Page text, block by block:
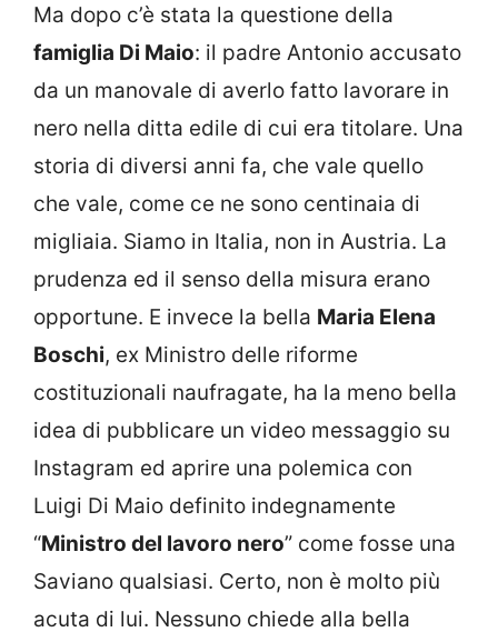
Ma dopo c’è stata la questione della
famiglia Di Maio: il padre Antonio accusato
da un manovale di averlo fatto lavorare in
nero nella ditta edile di cui era titolare. Una
storia di diversi anni fa, che vale quello
che vale, come ce ne sono centinaia di
migliaia. Siamo in Italia, non in Austria. La
prudenza ed il senso della misura erano
opportune. E invece la bella Maria Elena
Boschi, ex Ministro delle riforme
costituzionali naufragate, ha la meno bella
idea di pubblicare un video messaggio su
Instagram ed aprire una polemica con
Luigi Di Maio definito indegnamente
“Ministro del lavoro nero” come fosse una
Saviano qualsiasi. Certo, non è molto più
acuta di lui. Nessuno chiede alla bella